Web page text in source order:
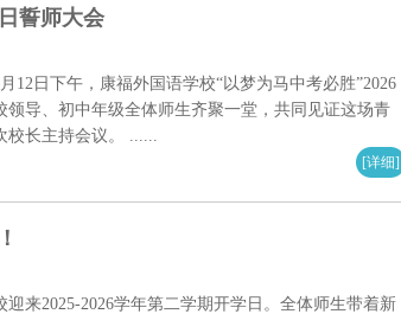
誓师大会
12日下午，康福外国语学校“以梦为马中考必胜”2026
导、初中年级全体师生齐聚一堂，共同见证这场青
校长主持会议。 ......
[详细]
来2025-2026学年第二学期开学日。全体师生带着新